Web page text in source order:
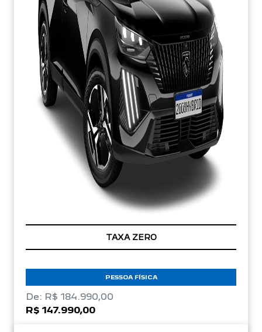
TAXA ZERO
PESSOA FÍSICA
De: R$ 184.990,00
R$ 147.990,00